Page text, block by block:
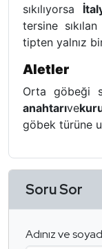
sıkılıyorsa
tersine sıkılan
tipten yalnız
Aletler
Orta göbeği
anahtarıve
göbek türüne
Soru Sor
Adınız ve